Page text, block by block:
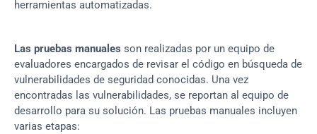
herramientas automatizadas.
Las pruebas manuales son realizadas por un equipo de
evaluadores encargados de revisar el código en búsqueda de
vulnerabilidades de seguridad conocidas. Una vez
encontradas las vulnerabilidades, se reportan al equipo de
desarrollo para su solución. Las pruebas manuales incluyen
varias etapas: